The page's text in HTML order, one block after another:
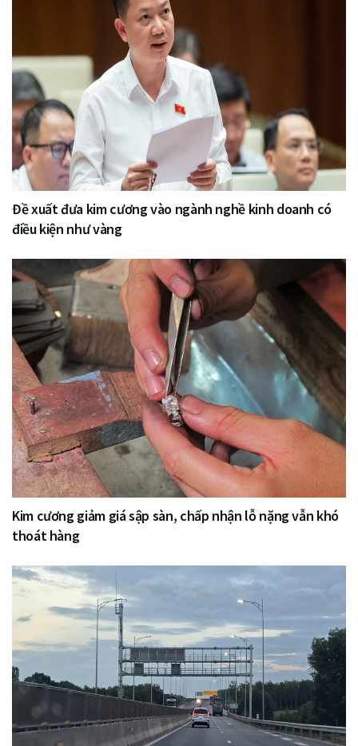
Đề xuất đưa kim cương vào ngành nghề kinh doanh có
điều kiện như vàng
Kim cương giảm giá sập sàn, chấp nhận lỗ nặng vẫn khó
thoát hàng